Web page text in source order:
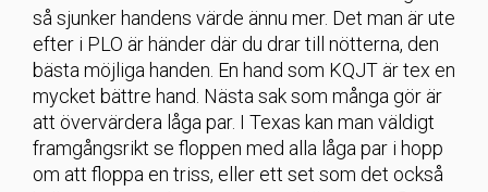
så sjunker handens värde ännu mer. Det man är ute
efter i PLO är händer där du drar till nötterna, den
bästa möjliga handen. En hand som KQJT är tex en
mycket bättre hand. Nästa sak som många gör är
att övervärdera låga par. I Texas kan man väldigt
framgångsrikt se floppen med alla låga par i hopp
om att floppa en triss, eller ett set som det också